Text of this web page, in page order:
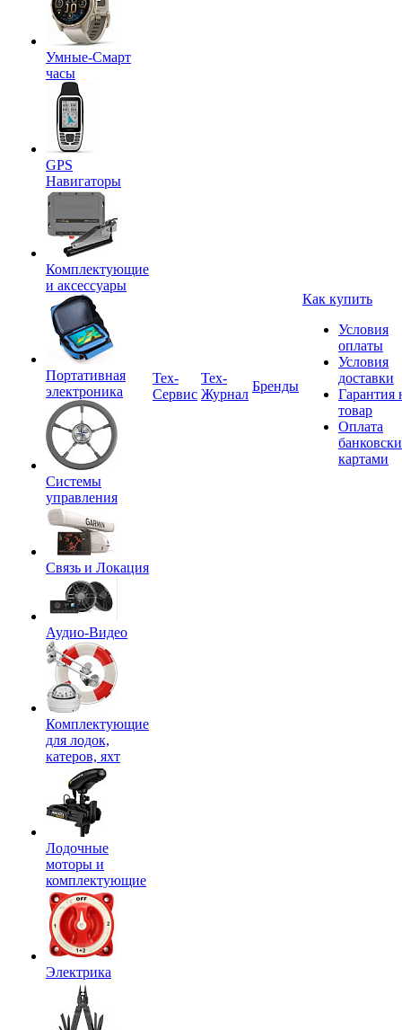
Умные-Смарт
часы
GPS
Навигаторы
Комплектующие
и аксессуары
Портативная
электроника
Системы
управления
Связь и Локация
Аудио-Видео
Комплектующие
для лодок,
катеров, яхт
Лодочные
моторы и
комплектующие
Электрика
Tex-
Сервис
Тех-
Журнал
Бренды
Как купить
Условия
оплаты
Условия
доставки
Гарантия
товар
Оплата
картами